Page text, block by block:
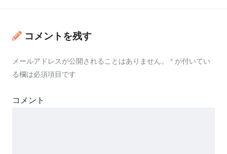
コメントを残す
メールアドレスが公開されることはありません。 * が付いてい
る欄は必須項目です
コメント